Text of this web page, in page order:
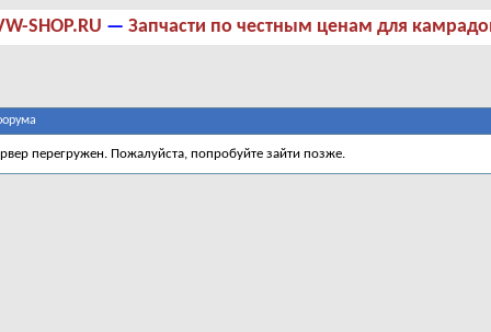
SHOP.RU — Запчасти по честным ценам для
перегружен. Пожалуйста, попробуйте зайти позже.